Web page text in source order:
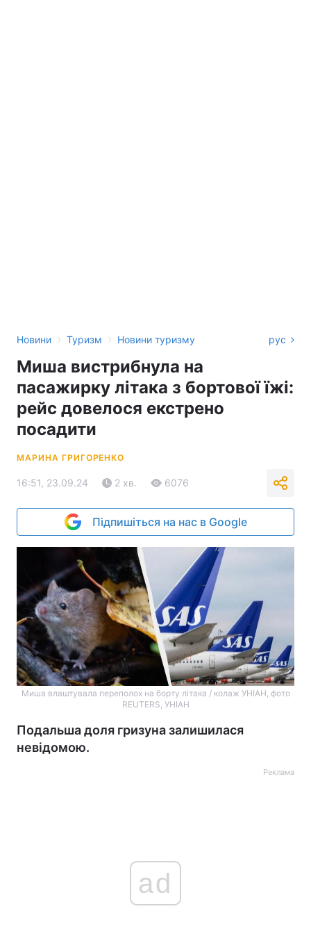
Новини › Туризм › Новини туризму рус
Миша вистрибнула на
пасажирку літака з бортової їжі:
рейс довелося екстрено
посадити
МАРИНА ГРИГОРЕНКО
16:51, 23.09.24 2 хв. 6076
Підпишіться на нас в Google
Миша влаштувала переполох на борту літака / колаж УНІАН, фото
REUTERS, УНІАН
Подальша доля гризуна залишилася
невідомою.
Реклама
ad